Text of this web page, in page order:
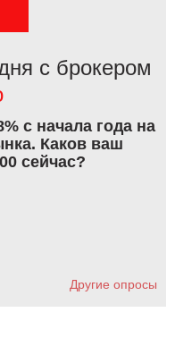
с брокером
с начала года на
Каков ваш
сейчас?
Другие опросы